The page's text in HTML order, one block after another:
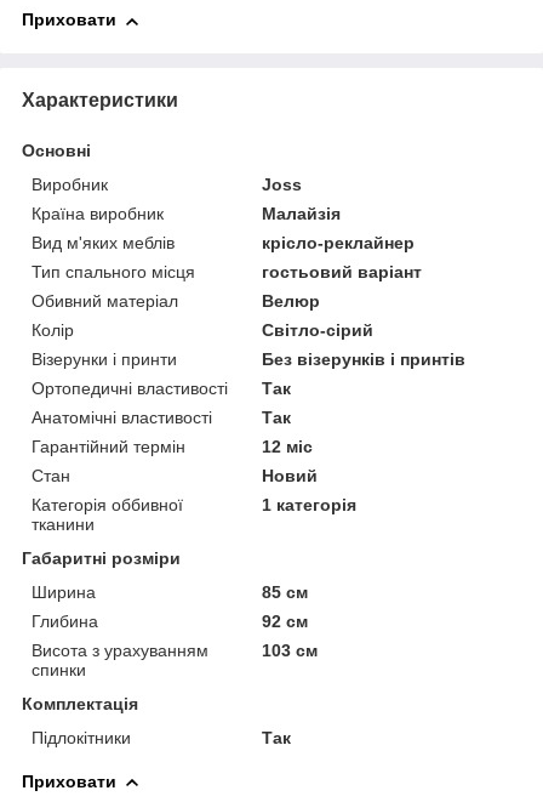
Приховати
Характеристики
Основні
Виробник
Joss
Країна виробник
Малайзія
Вид м'яких меблів
крісло-реклайнер
Тип спального місця
гостьовий варіант
Обивний матеріал
Велюр
Колір
Світло-сірий
Візерунки і принти
Без візерунків і принтів
Ортопедичні властивості
Так
Анатомічні властивості
Так
Гарантійний термін
12 міс
Стан
Новий
Категорія оббивної
тканини
1 категорія
Габаритні розміри
Ширина
85 см
Глибина
92 см
Висота з урахуванням
спинки
103 см
Комплектація
Підлокітники
Так
Приховати